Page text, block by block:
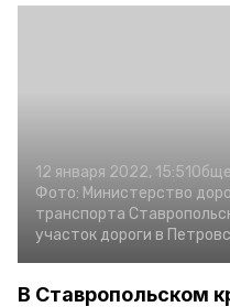
12 января 2022, 15:51
Фото: Министерство
транспорта
участок дороги в
В Ставропольском